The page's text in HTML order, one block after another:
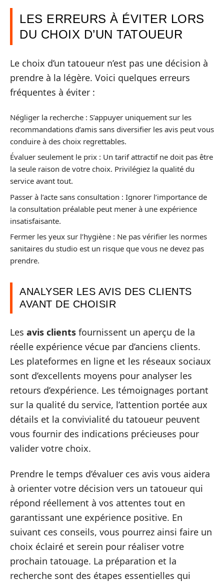
LES ERREURS À ÉVITER LORS
DU CHOIX D’UN TATOUEUR
Le choix d’un tatoueur n’est pas une décision à
prendre à la légère. Voici quelques erreurs
fréquentes à éviter :
Négliger la recherche : S’appuyer uniquement sur les
recommandations d’amis sans diversifier les avis peut vous
conduire à des choix regrettables.
Évaluer seulement le prix : Un tarif attractif ne doit pas être
la seule raison de votre choix. Privilégiez la qualité du
service avant tout.
Passer à l’acte sans consultation : Ignorer l’importance de
la consultation préalable peut mener à une expérience
insatisfaisante.
Fermer les yeux sur l’hygiène : Ne pas vérifier les normes
sanitaires du studio est un risque que vous ne devez pas
prendre.
ANALYSER LES AVIS DES CLIENTS
AVANT DE CHOISIR
Les avis clients fournissent un aperçu de la
réelle expérience vécue par d’anciens clients.
Les plateformes en ligne et les réseaux sociaux
sont d’excellents moyens pour analyser les
retours d’expérience. Les témoignages portant
sur la qualité du service, l’attention portée aux
détails et la convivialité du tatoueur peuvent
vous fournir des indications précieuses pour
valider votre choix.
Prendre le temps d’évaluer ces avis vous aidera
à orienter votre décision vers un tatoueur qui
répond réellement à vos attentes tout en
garantissant une expérience positive. En
suivant ces conseils, vous pourrez ainsi faire un
choix éclairé et serein pour réaliser votre
prochain tatouage. La préparation et la
recherche sont des étapes essentielles qui